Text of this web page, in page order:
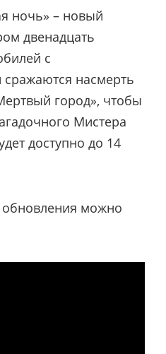
ночь» – новый
двенадцать
с
сражаются насмерть
город», чтобы
Мистера
доступно до 14
обновления можно